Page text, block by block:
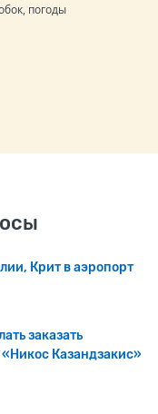
погоды
Крит в аэропорт
заказать
Казандзакис»